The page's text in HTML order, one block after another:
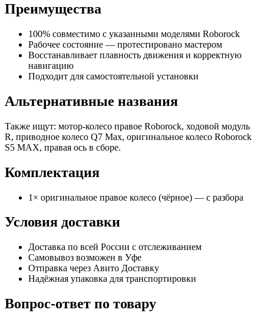
Преимущества
100% совместимо с указанными моделями Roborock
Рабочее состояние — протестировано мастером
Восстанавливает плавность движения и корректную
навигацию
Подходит для самостоятельной установки
Альтернативные названия
Также ищут: мотор-колесо правое Roborock, ходовой модуль
R, приводное колесо Q7 Max, оригинальное колесо Roborock
S5 MAX, правая ось в сборе.
Комплектация
1× оригинальное правое колесо (чёрное) — с разбора
Условия доставки
Доставка по всей России с отслеживанием
Самовывоз возможен в Уфе
Отправка через Авито Доставку
Надёжная упаковка для транспортировки
Вопрос-ответ по товару